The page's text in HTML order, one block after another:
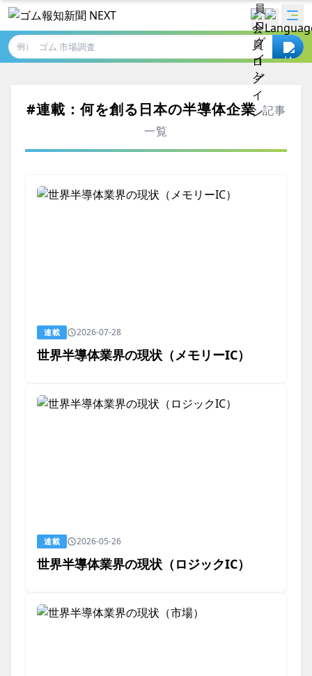
例）
#連載：何を創る日本の半導体企業記事
一覧
連載 2026-07-28
世界半導体業界の現状（メモリーIC）
連載 2026-05-26
世界半導体業界の現状（ロジックIC）